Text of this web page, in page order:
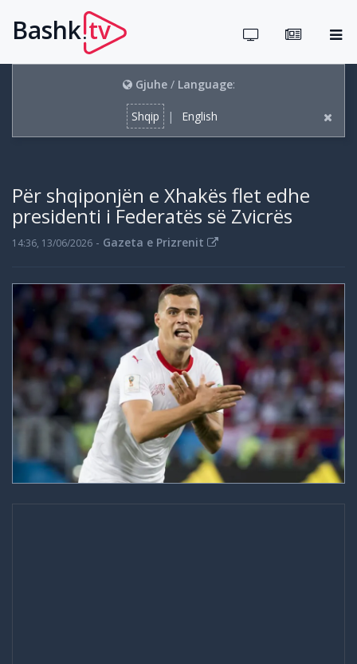
Bashk.tv
Gjuhe/ Language:
Shqip | English
Për shqiponjën e Xhakës flet edhe
presidenti i Federatës së Zvicrës
14:36, 13/06/2026 - Gazeta e Prizrenit